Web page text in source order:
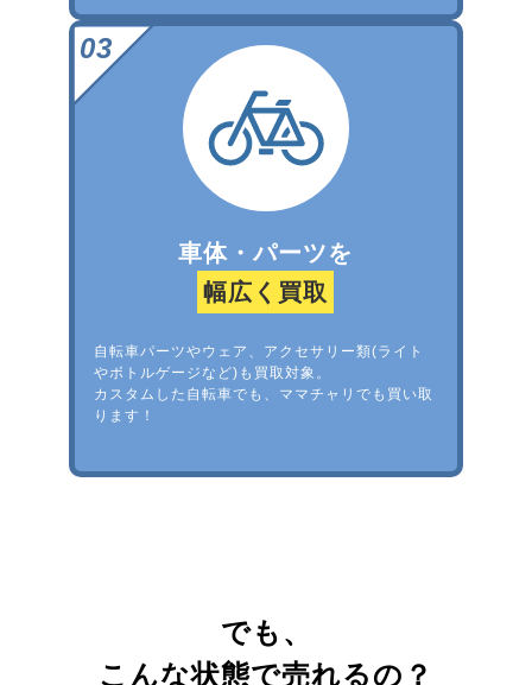
車体・パーツを
幅広く買取
自転車パーツやウェア、アクセサリー類(ライト
やボトルゲージなど)も買取対象。
カスタムした自転車でも、ママチャリでも買い取
ります！
でも、
こんな状態で売れるの？